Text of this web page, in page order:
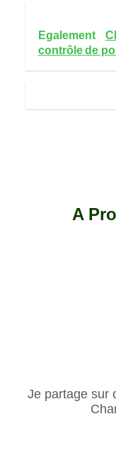
Egalement
contrôle de
A
Je partage sur